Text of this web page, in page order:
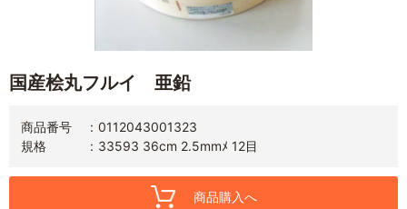
国産桧丸フルイ 亜鉛
商品番号
0112043001323
規格
33593 36cm 2.5mmﾒ 12目
商品購入へ